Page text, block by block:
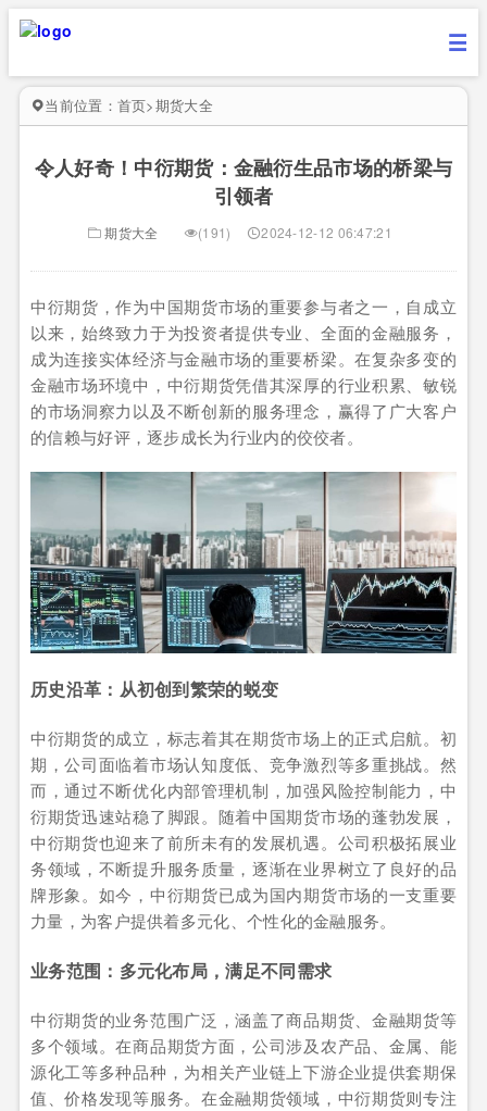
当前位置： 首页>期货大全
令人好奇！中衍期货：金融衍生品市场的桥梁与
引领者
期货大全 (191) 2024-12-12 06:47:21
中衍期货，作为中国期货市场的重要参与者之一，自成立
以来，始终致力于为投资者提供专业、全面的金融服务，
成为连接实体经济与金融市场的重要桥梁。在复杂多变的
金融市场环境中，中衍期货凭借其深厚的行业积累、敏锐
的市场洞察力以及不断创新的服务理念，赢得了广大客户
的信赖与好评，逐步成长为行业内的佼佼者。
历史沿革：从初创到繁荣的蜕变
中衍期货的成立，标志着其在期货市场上的正式启航。初
期，公司面临着市场认知度低、竞争激烈等多重挑战。然
而，通过不断优化内部管理机制，加强风险控制能力，中
衍期货迅速站稳了脚跟。随着中国期货市场的蓬勃发展，
中衍期货也迎来了前所未有的发展机遇。公司积极拓展业
务领域，不断提升服务质量，逐渐在业界树立了良好的品
牌形象。如今，中衍期货已成为国内期货市场的一支重要
力量，为客户提供着多元化、个性化的金融服务。
业务范围：多元化布局，满足不同需求
中衍期货的业务范围广泛，涵盖了商品期货、金融期货等
多个领域。在商品期货方面，公司涉及农产品、金属、能
源化工等多种品种，为相关产业链上下游企业提供套期保
值、价格发现等服务。在金融期货领域，中衍期货则专注